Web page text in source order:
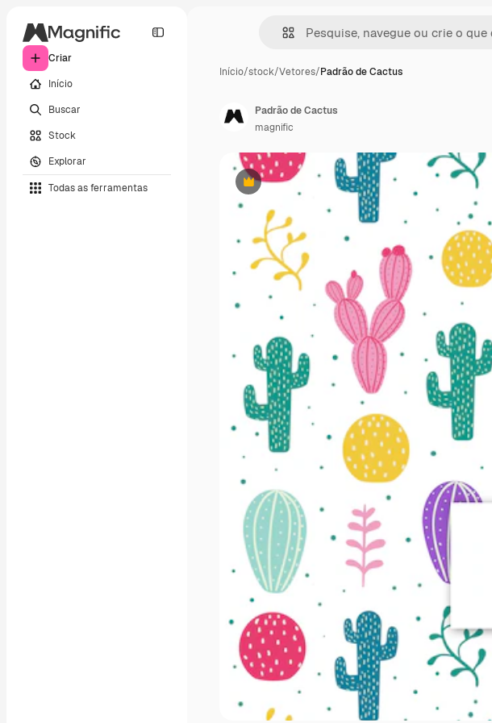
Criar
Início
Buscar
Stock
Explorar
Todas as ferramentas
Início/stock/Vetores/Padrão de Cactus
Premium
Padrão de Cactus
magnific